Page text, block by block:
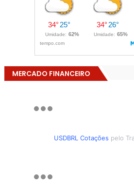
MERCADO FINANCEIRO
USDBRL Cotações pelo